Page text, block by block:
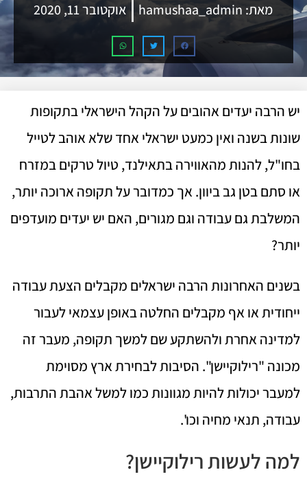
מאת: אוקטובר 11, 2020
יש הרבה יעדים אהובים על הקהל הישראלי בתקופות
שונות בשנה ואין כמעט ישראלי אחד שלא אוהב לטייל
בחו"ל, להנות מהאווירה בתאילנד, טיול טרקים במזרח
או סתם בטן גב ביוון. אך כמדובר על תקופה ארוכה יותר,
המשלבת גם עבודה וגם מגורים, האם יש יעדים מועדפים
יותר?
בשנים האחרונות הרבה ישראלים מקבלים הצעת עבודה
ייחודית או אף מקבלים החלטה באופן עצמאי לעבור
למדינה אחרת ולהשתקע שם למשך תקופה, מעבר זה
מכונה "רילוקיישן". הסיבות לבחירת ארץ מסוימת
למעבר יכולות להיות מגוונות כמו למשל אהבת התרבות,
עבודה, תנאי מחיה וכו'.
למה לעשות רילוקיישן?